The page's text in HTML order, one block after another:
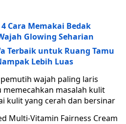
Cara Memakai Bedak
Glowing Seharian
Terbaik untuk Ruang Tamu
Lebih Luas
wajah paling laris
masalah kulit
kulit yang cerah dan bersinar
Multi-Vitamin Fairness Cream